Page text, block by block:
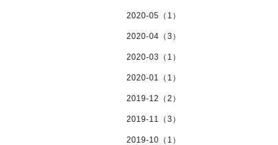
2020-05（1）
2020-04（3）
2020-03（1）
2020-01（1）
2019-12（2）
2019-11（3）
2019-10（1）